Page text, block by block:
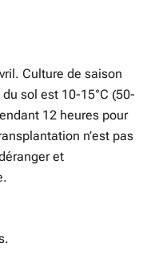
Culture de saison
sol est 10-15°C (50-
12 heures pour
n’est pas
et